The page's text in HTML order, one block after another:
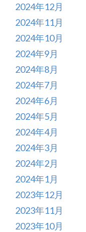
2024年12月
2024年11月
2024年10月
2024年9月
2024年8月
2024年7月
2024年6月
2024年5月
2024年4月
2024年3月
2024年2月
2024年1月
2023年12月
2023年11月
2023年10月